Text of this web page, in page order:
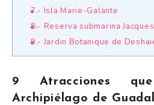
7.- Isla Marie-Galante
8.- Reserva submarina
9.- Jardin Botanique de
9 Atracciones
Archipiélago de